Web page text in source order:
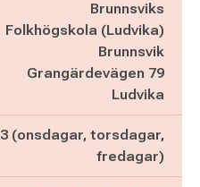
Brunnsviks
Folkhögskola (Ludvika)
Brunnsvik
Grangärdevägen 79
Ludvika
3 (onsdagar, torsdagar,
fredagar)